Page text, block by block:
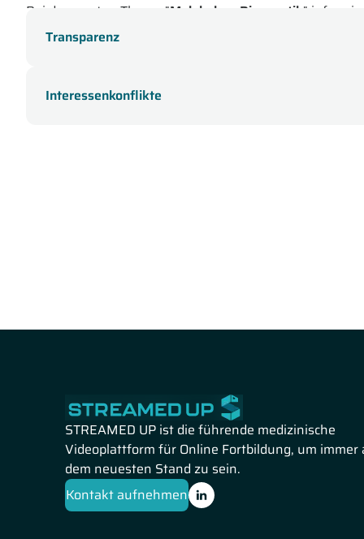
Bei dem ersten Thema "Molekulare Diagnostik "
molekulardiagnostischen Alltag beim NSCLC und zur
Subtypen der EGFR-Mutationen, nennt und
Prof. Dr. Dr. Sonja Loges aus Mannheim schließt sich mit
Transparenz
Interessenkonflikte
STREAMED UP ist die führende medizinische
Videoplattform für Online Fortbildung, um immer
dem neuesten Stand zu sein.
Kontakt aufnehmen